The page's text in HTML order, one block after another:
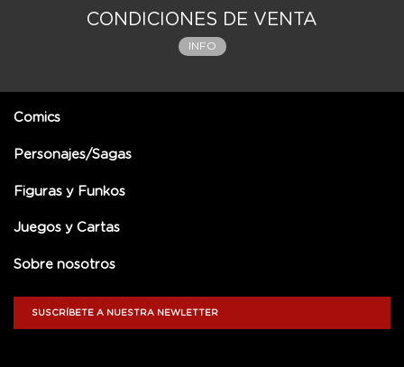
CONDICIONES DE VENTA
INFO
Comics
Personajes/Sagas
Figuras y Funkos
Juegos y Cartas
Sobre nosotros
SUSCRÍBETE A NUESTRA NEWLETTER